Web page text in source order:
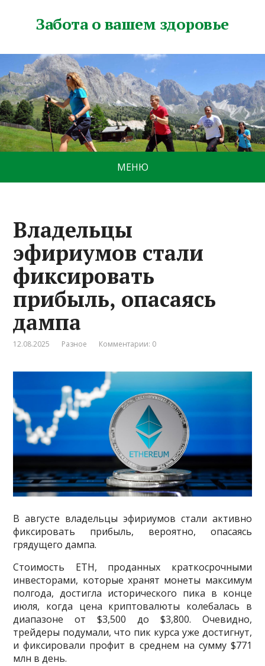
Забота о вашем здоровье
МЕНЮ
Владельцы
эфириумов стали
фиксировать
прибыль, опасаясь
дампа
12.08.2025 Разное Комментарии: 0
В августе владельцы эфириумов стали активно
фиксировать прибыль, вероятно, опасаясь
грядущего дампа.
Стоимость ETH, проданных краткосрочными
инвесторами, которые хранят монеты максимум
полгода, достигла исторического пика в конце
июля, когда цена криптовалюты колебалась в
диапазоне от $3,500 до $3,800. Очевидно,
трейдеры подумали, что пик курса уже достигнут,
и фиксировали профит в среднем на сумму $771
млн в день.